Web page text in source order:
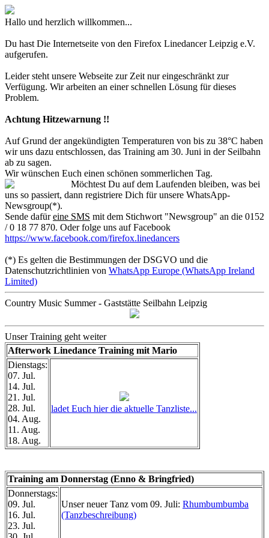
Hallo und herzlich willkommen...
Du hast Die Internetseite von den Firefox Linedancer Leipzig e.V.
aufgerufen.
Leider steht unsere Webseite zur Zeit nur eingeschränkt zur
Verfügung. Wir arbeiten an einer schnellen Lösung für dieses
Problem.
Achtung Hitzewarnung !!
Auf Grund der angekündigten Temperaturen von bis zu 38°C haben
wir uns dazu entschlossen, das Training am 30. Juni in der Seilbahn
ab zu sagen.
Wir wünschen Euch einen schönen sommerlichen Tag.
Möchtest Du auf dem Laufenden bleiben, was bei
uns so passiert, dann registriere Dich für unsere WhatsApp-
Newsgroup(*).
Sende dafüreine SMS mit dem Stichwort "Newsgroup" an die 0152
/ 0 18 77 870. Oder folge uns auf Facebook
https://www.facebook.com/firefox.linedancers
(*) Es gelten die Bestimmungen der DSGVO und die
Datenschutzrichtlinien von WhatsApp Europe (WhatsApp Ireland
Limited)
Country Music Summer - Gaststätte Seilbahn Leipzig
Unser Training geht weiter
Afterwork Linedance Training mit Mario
Dienstags:
07. Jul.
14. Jul.
21. Jul.
28. Jul.
04. Aug.
11. Aug.
18. Aug.
ladet Euch hier die aktuelle Tanzliste...
Training am Donnerstag (Enno & Bringfried)
Donnerstags:
09. Jul.
16. Jul.
23. Jul.
Unser neuer Tanz vom 09. Juli: Rhumbumbumba
(Tanzbeschreibung)